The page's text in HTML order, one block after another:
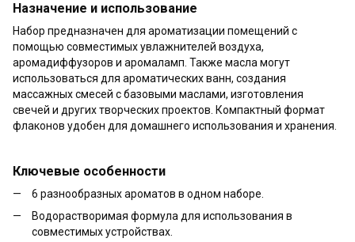
Назначение и использование
Набор предназначен для ароматизации помещений с
помощью совместимых увлажнителей воздуха,
аромадиффузоров и аромаламп. Также масла могут
использоваться для ароматических ванн, создания
массажных смесей с базовыми маслами, изготовления
свечей и других творческих проектов. Компактный формат
флаконов удобен для домашнего использования и хранения.
Ключевые особенности
6 разнообразных ароматов в одном наборе.
Водорастворимая формула для использования в
совместимых устройствах.